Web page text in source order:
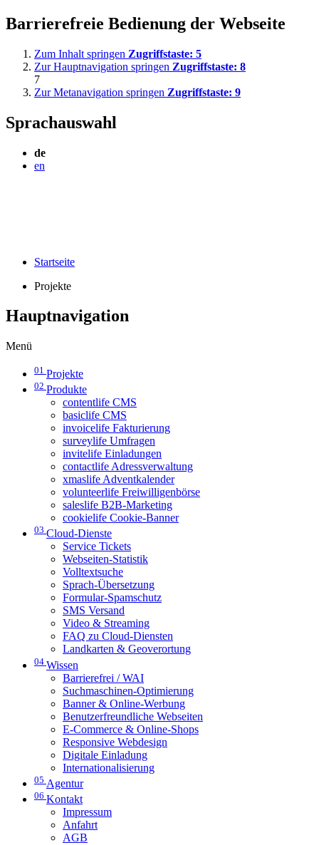
Barrierefreie Bedienung der Webseite
Zum Inhalt springen Zugriffstaste: 5
Zur Hauptnavigation springen Zugriffstaste: 8
7
Zur Metanavigation springen Zugriffstaste: 9
Sprachauswahl
de
en
Startseite
Projekte
Hauptnavigation
Menü
01 Projekte
02 Produkte
contentlife CMS
basiclife CMS
invoicelife Fakturierung
surveylife Umfragen
invitelife Einladungen
contactlife Adressverwaltung
xmaslife Adventkalender
volunteerlife Freiwilligenbörse
saleslife B2B-Marketing
cookielife Cookie-Banner
03 Cloud-Dienste
Service Tickets
Webseiten-Statistik
Volltextsuche
Sprach-Übersetzung
Formular-Spamschutz
SMS Versand
Video & Streaming
FAQ zu Cloud-Diensten
Landkarten & Geoverortung
04 Wissen
Barrierefrei / WAI
Suchmaschinen-Optimierung
Banner & Online-Werbung
Benutzerfreundliche Webseiten
E-Commerce & Online-Shops
Responsive Webdesign
Digitale Einladung
Internationalisierung
05 Agentur
06 Kontakt
Impressum
Anfahrt
AGB